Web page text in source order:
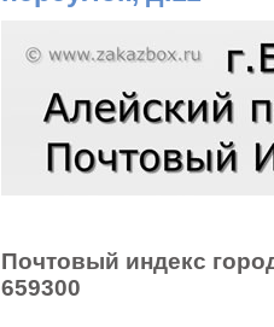
Почтовый индекс
659300